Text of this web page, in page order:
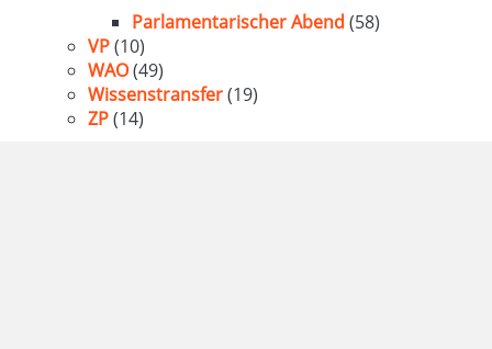
Parlamentarischer Abend (58)
VP(10)
WAO(49)
Wissenstransfer(19)
ZP(14)